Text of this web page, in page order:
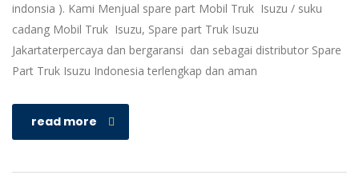
indonsia ). Kami Menjual spare part Mobil Truk Isuzu / suku
cadang Mobil Truk Isuzu, Spare part Truk Isuzu
Jakartaterpercaya dan bergaransi dan sebagai distributor Spare
Part Truk Isuzu Indonesia terlengkap dan aman
read more